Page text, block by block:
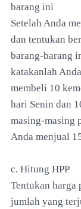
barang ini
Setelah Anda
dan tentukan
barang-barang
katakanlah
membeli 10
hari Senin dan
masing-masing
Anda menjual
c. Hitung HPP
Tentukan harga
jumlah yang